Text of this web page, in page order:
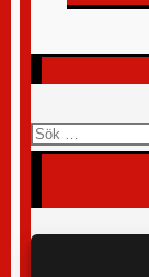
Sök
efter: